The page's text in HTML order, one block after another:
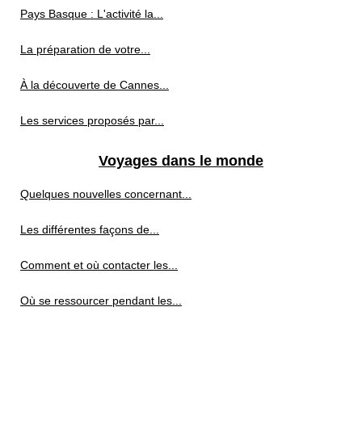
Pays Basque : L'activité la...
La préparation de votre...
À la découverte de Cannes...
Les services proposés par...
Voyages dans le monde
Quelques nouvelles concernant...
Les différentes façons de...
Comment et où contacter les...
Où se ressourcer pendant les...